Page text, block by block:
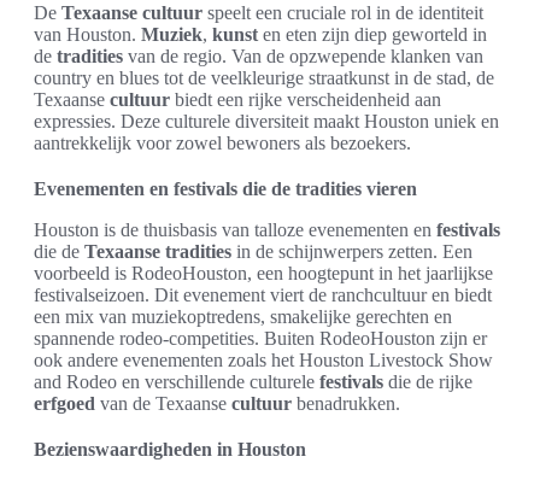
De Texaanse cultuur speelt een cruciale rol in de identiteit
van Houston. Muziek, kunst en eten zijn diep geworteld in
de tradities van de regio. Van de opzwepende klanken van
country en blues tot de veelkleurige straatkunst in de stad, de
Texaanse cultuur biedt een rijke verscheidenheid aan
expressies. Deze culturele diversiteit maakt Houston uniek en
aantrekkelijk voor zowel bewoners als bezoekers.
Evenementen en festivals die de tradities vieren
Houston is de thuisbasis van talloze evenementen en festivals
die de Texaanse tradities in de schijnwerpers zetten. Een
voorbeeld is RodeoHouston, een hoogtepunt in het jaarlijkse
festivalseizoen. Dit evenement viert de ranchcultuur en biedt
een mix van muziekoptredens, smakelijke gerechten en
spannende rodeo-competities. Buiten RodeoHouston zijn er
ook andere evenementen zoals het Houston Livestock Show
and Rodeo en verschillende culturele festivals die de rijke
erfgoed van de Texaanse cultuur benadrukken.
Bezienswaardigheden in Houston